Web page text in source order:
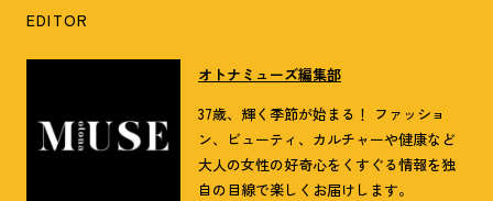
EDITOR
オトナミューズ編集部
37歳、輝く季節が始まる！ ファッショ
ン、ビューティ、カルチャーや健康など
大人の女性の好奇心をくすぐる情報を独
自の目線で楽しくお届けします。